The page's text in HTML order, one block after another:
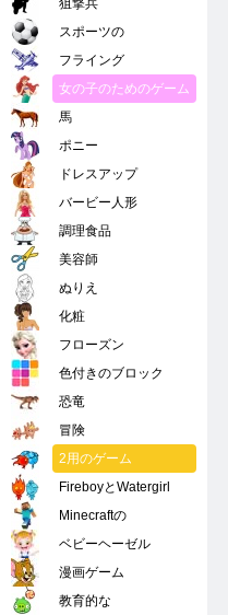
狙撃兵
スポーツの
フライング
女の子のためのゲーム
馬
ポニー
ドレスアップ
バービー人形
調理食品
美容師
ぬりえ
化粧
フローズン
色付きのブロック
恐竜
冒険
2用のゲーム
FireboyとWatergirl
Minecraftの
ベビーヘーゼル
漫画ゲーム
教育的な